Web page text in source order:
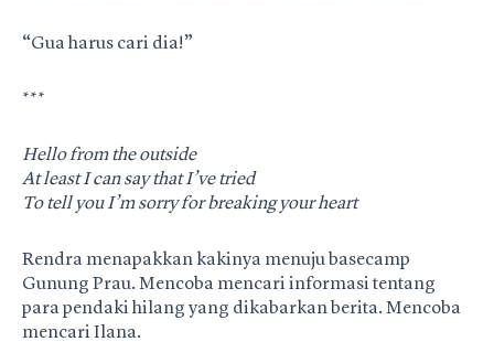
“Gua harus cari dia!”
***
Hello from the outside
At least I can say that I’ve tried
To tell you I’m sorry for breaking your heart
Rendra menapakkan kakinya menuju basecamp
Gunung Prau. Mencoba mencari informasi tentang
para pendaki hilang yang dikabarkan berita. Mencoba
mencari Ilana.